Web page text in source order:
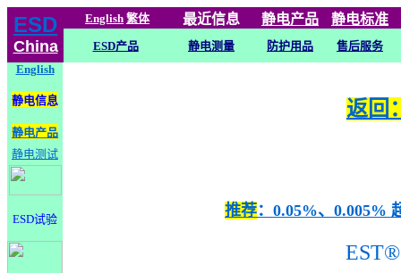
ESD
China
English 繁体 最近信息 静电产品 静电标准
ESD产品 静电测量 防护用品
售后服务
English
静电信息
静电产品
静电测试
ESD试验
返回
推荐：0.05%、0.005%
EST®